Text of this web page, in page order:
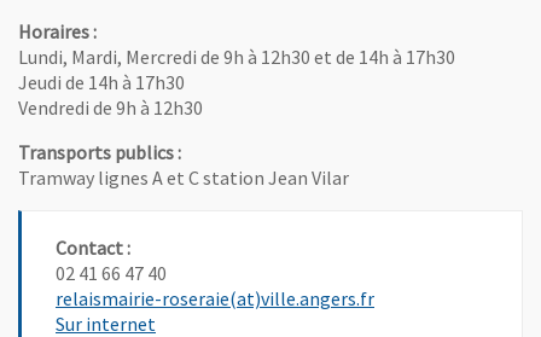
Horaires :
Lundi, Mardi, Mercredi de 9h à 12h30 et de 14h à 17h30
Jeudi de 14h à 17h30
Vendredi de 9h à 12h30
Transports publics :
Tramway lignes A et C station Jean Vilar
Contact :
02 41 66 47 40
relaismairie-roseraie(at)ville.angers.fr, Ouvre une
Sur internet